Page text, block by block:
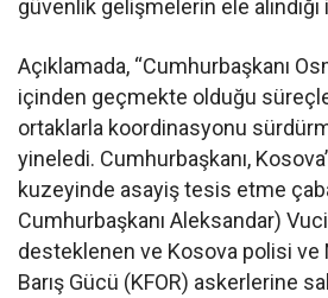
güvenlik gelişmelerin ele
Açıklamada, “Cumhurbaşkanı
içinden geçmekte olduğu
ortaklarla koordinasyonu
yineledi. Cumhurbaşkanı,
kuzeyinde asayiş tesis etme
Cumhurbaşkanı Aleksandar)
desteklenen ve Kosova polisi ve
Barış Gücü (KFOR) askerlerine